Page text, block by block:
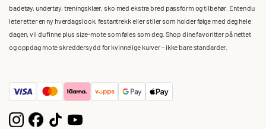
badetøy, undertøy, treningsklær, sko med ekstra bred passform og tilbehør. Enten du
leter etter en ny hverdagslook, festantrekk eller stiler som holder følge med deg hele
dagen, vil du finne plus size-mote som føles som deg. Shop dine favoritter på nettet
og oppdag mote skreddersydd for kvinnelige kurver – ikke bare standarder.